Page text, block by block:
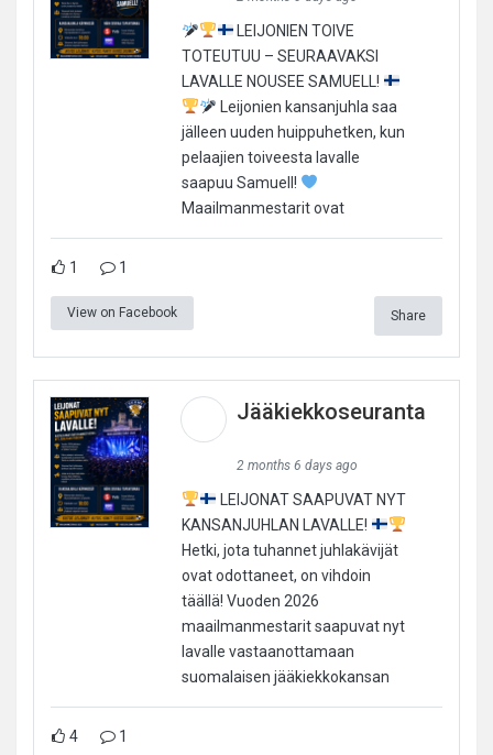
LEIJONIEN TOIVE
TOTEUTUU – SEURAAVAKSI
LAVALLE NOUSEE SAMUELL!
Leijonien kansanjuhla saa
jälleen uuden huippuhetken, kun
pelaajien toiveesta lavalle
saapuu Samuell!
Maailmanmestarit ovat
1 1
View on Facebook Share
Jääkiekkoseuranta
2 months 6 days ago
LEIJONAT SAAPUVAT NYT
KANSANJUHLAN LAVALLE!
Hetki, jota tuhannet juhlakävijät
ovat odottaneet, on vihdoin
täällä! Vuoden 2026
maailmanmestarit saapuvat nyt
lavalle vastaanottamaan
suomalaisen jääkiekkokansan
4 1